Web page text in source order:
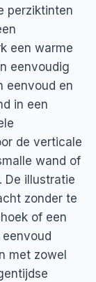
perziktinten
een warme
eenvoudig
eenvoud en
in een
de verticale
wand of
De illustratie
zonder te
of een
met zowel